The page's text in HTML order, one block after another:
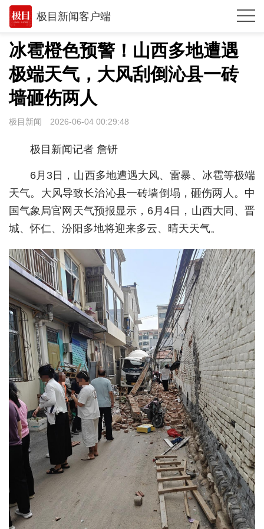
极目新闻客户端
推荐
观点
时政
湖北
环球
专题
极客圈
经济
城建
科教
健康
悠游
相亲
汽车
房产
消费
创意
文化
冰雹橙色预警！山西多地遭遇
极端天气，大风刮倒沁县一砖
墙砸伤两人
极目新闻 2026-06-04 00:29:48
极目新闻记者 詹钘
6月3日，山西多地遭遇大风、雷暴、冰雹等极端
天气。大风导致长治沁县一砖墙倒塌，砸伤两人。中
国气象局官网天气预报显示，6月4日，山西大同、晋
城、怀仁、汾阳多地将迎来多云、晴天天气。